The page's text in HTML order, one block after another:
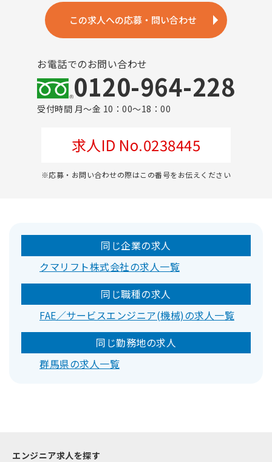
この求人への応募・問い合わせ
お電話でのお問い合わせ
0120-964-228
受付時間 月～金 10：00～18：00
求人ID No.0238445
※応募・お問い合わせの際はこの番号をお伝えください
同じ企業の求人
クマリフト株式会社の求人一覧
同じ職種の求人
FAE／サービスエンジニア(機械)の求人一覧
同じ勤務地の求人
群馬県の求人一覧
エンジニア求人を探す